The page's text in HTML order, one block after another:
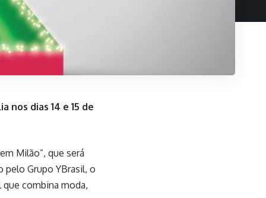
nos dias 14 e 15 de
Milão”, que será
pelo Grupo YBrasil, o
combina moda,